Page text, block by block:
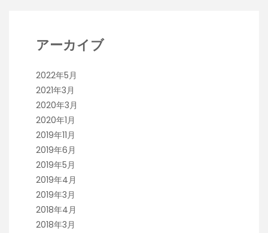
アーカイブ
2022年5月
2021年3月
2020年3月
2020年1月
2019年11月
2019年6月
2019年5月
2019年4月
2019年3月
2018年4月
2018年3月